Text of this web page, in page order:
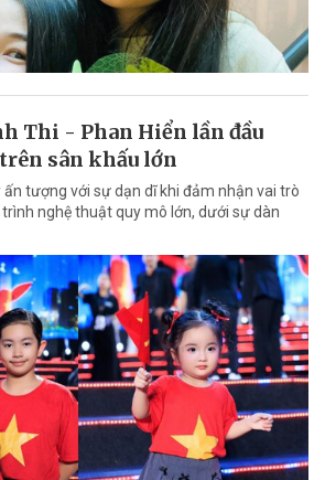
Thi - Phan Hiển lần đầu
sân khấu lớn
ấn tượng với sự dạn dĩ khi đảm nhận vai trò
nghệ thuật quy mô lớn, dưới sự dàn